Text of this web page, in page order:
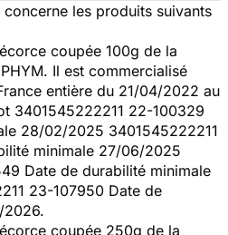
les produits suivants
coupée 100g de la
Il est commercialisé
entière du 21/04/2022 au
3401545222211 22-100329
28/02/2025 3401545222211
minimale 27/06/2025
Date de durabilité minimale
23-107950 Date de
2026.
coupée 250g de la